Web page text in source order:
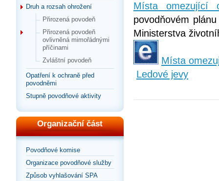
Druh a rozsah ohrožení
Přirozená povodeň
Přirozená povodeň
ovlivněná mimořádnými
příčinami
Zvláštní povodeň
Opatření k ochraně před
povodněmi
Stupně povodňové aktivity
Organizační část
Povodňové komise
Organizace povodňové služby
Způsob vyhlašování SPA
Místa omezující
povodňovém
Ministerstva
Místa
Ledové jevy